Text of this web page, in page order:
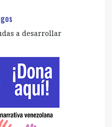
a desarrollar